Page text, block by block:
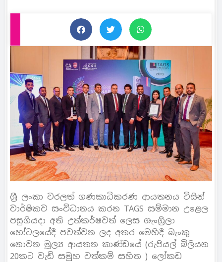
ශ්‍රී ලංකා වරලත් ගණකාධිකරණ ආයතනය විසින්
වාර්ෂිකව සංවිධානය කරන TAGS සම්මාන උළෙල
පසුගියදා අති උත්කර්ෂවත් ලෙස ශැංග්‍රිලා
හෝටලයේදී පවත්වන ලද අතර මෙහිදී බැංකු
නොවන මූල්‍ය ආයතන කාණ්ඩයේ (රුපියල් බිලියන
20කට වැඩි සමූහ වත්කම් සහිත ) ලෝකඩ